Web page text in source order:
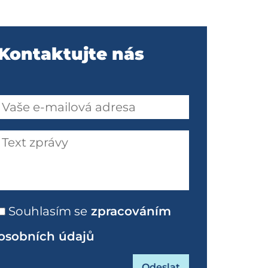
nás
Souhlasím sezpracováním
údajů